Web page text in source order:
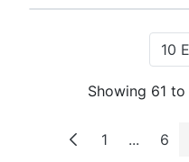
10
Showing 61 to
Page
1 ... 6